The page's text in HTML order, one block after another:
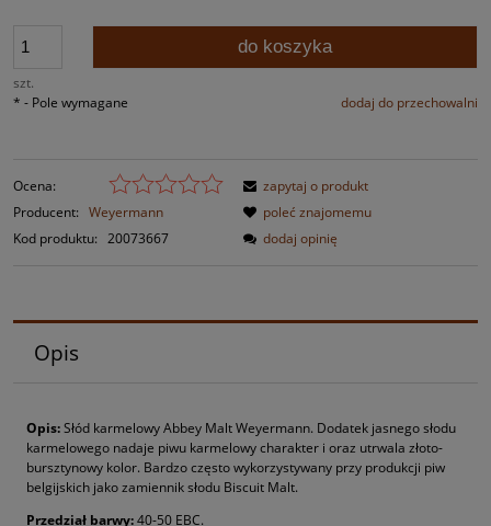
szt.
do koszyka
dodaj do przechowalni
* - Pole wymagane
Ocena:
Producent: Weyermann
Kod produktu: 20073667
zapytaj o produkt
poleć znajomemu
dodaj opinię
Opis
Opis:Słód karmelowy Abbey Malt Weyermann. Dodatek jasnego słodu
karmelowego nadaje piwu karmelowy charakter i oraz utrwala złoto-
bursztynowy kolor. Bardzo często wykorzystywany przy produkcji piw
belgijskich jako zamiennik słodu Biscuit Malt.
Przedział barwy:40-50 EBC.